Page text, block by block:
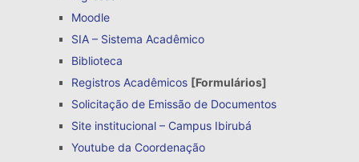
Moodle
SIA – Sistema Acadêmico
Biblioteca
Registros Acadêmicos [Formulários]
Solicitação de Emissão de Documentos
Site institucional – Campus Ibirubá
Youtube da Coordenação